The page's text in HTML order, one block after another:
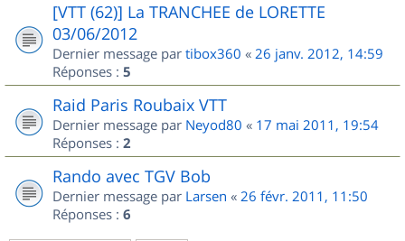
[VTT (62)] La TRANCHEE de LORETTE
03/06/2012
Dernier message par tibox360 « 26 janv. 2012, 14:59
Réponses : 5
Raid Paris Roubaix VTT
Dernier message par Neyod80 « 17 mai 2011, 19:54
Réponses : 2
Rando avec TGV Bob
Dernier message par Larsen « 26 févr. 2011, 11:50
Réponses : 6